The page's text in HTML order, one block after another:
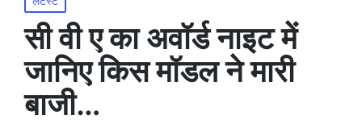
in
सी वी ए का अवॉर्ड नाइट में
जानिए किस मॉडल ने मारी
बाजी…